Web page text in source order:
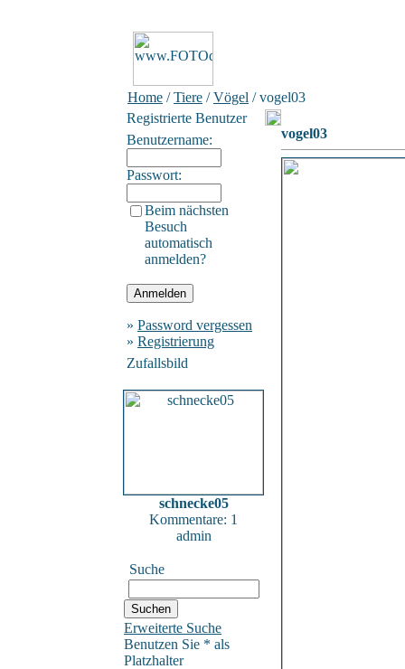
Home /Tiere /Vögel / vogel03
Registrierte Benutzer
Benutzername:
Passwort:
Beim nächsten
Besuch
automatisch
anmelden?
» Password vergessen
» Registrierung
Zufallsbild
schnecke05
Kommentare: 1
admin
Suche
Erweiterte Suche
Benutzen Sie * als
Platzhalter
vogel03